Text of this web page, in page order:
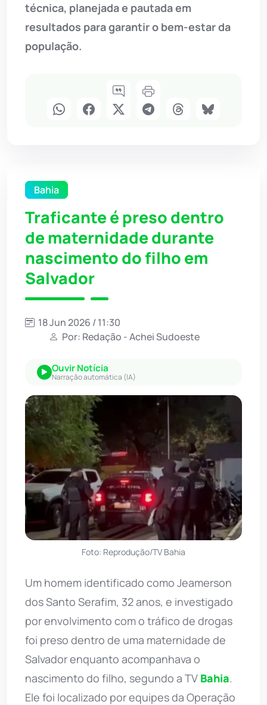
técnica, planejada e pautada em
resultados para garantir o bem-estar da
população.
Bahia
Traficante é preso dentro
de maternidade durante
nascimento do filho em
Salvador
18 Jun 2026 / 11:30
Por: Redação - Achei Sudoeste
Ouvir Notícia
Narração automática (IA)
Foto: Reprodução/TV Bahia
Um homem identificado como Jeamerson
dos Santo Serafim, 32 anos, e investigado
por envolvimento com o tráfico de drogas
foi preso dentro de uma maternidade de
Salvador enquanto acompanhava o
nascimento do filho, segundo a TV Bahia.
Ele foi localizado por equipes da Operação